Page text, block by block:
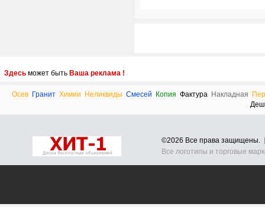
Здесь может быть Ваша реклама !
Осев Гранит Химии Неликвиды Смесей Копия Фактура Накладная
©2026 Все права защищены.
Все логотипы и торговые